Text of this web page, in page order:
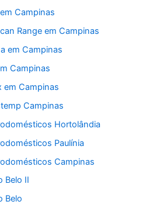
Campinas
Range em Campinas
em Campinas
Campinas
em Campinas
Campinas
Hortolândia
Paulínia
Campinas
Belo II
Belo